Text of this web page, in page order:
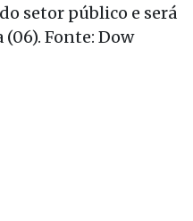
setor público e será
Fonte: Dow